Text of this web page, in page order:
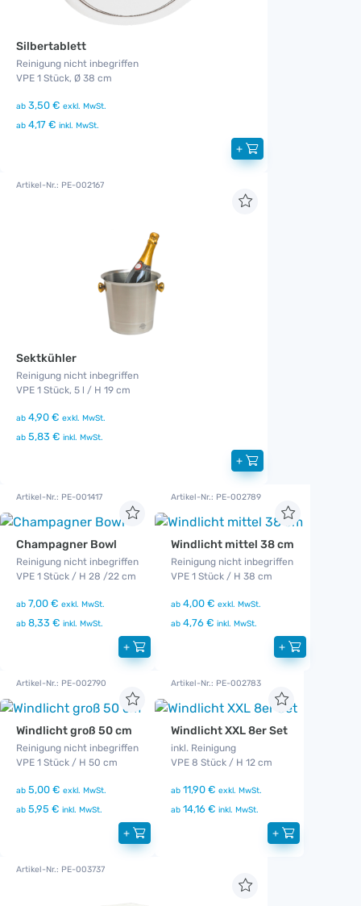
Silbertablett
Reinigung nicht inbegriffen
VPE 1 Stück, Ø 38 cm
ab 3,50 € exkl. MwSt.
ab 4,17 € inkl. MwSt.
+
Artikel-Nr.: PE-002167
Sektkühler
Reinigung nicht inbegriffen
VPE 1 Stück, 5 l / H 19 cm
ab 4,90 € exkl. MwSt.
ab 5,83 € inkl. MwSt.
+
Artikel-Nr.: PE-001417
Champagner Bowl
Reinigung nicht inbegriffen
VPE 1 Stück / H 28 /22 cm
ab 7,00 € exkl. MwSt.
ab 8,33 € inkl. MwSt.
+
Artikel-Nr.: PE-002789
Windlicht mittel 38 cm
Reinigung nicht inbegriffen
VPE 1 Stück / H 38 cm
ab 4,00 € exkl. MwSt.
ab 4,76 € inkl. MwSt.
+
Artikel-Nr.: PE-002790
Windlicht groß 50 cm
Reinigung nicht inbegriffen
VPE 1 Stück / H 50 cm
ab 5,00 € exkl. MwSt.
ab 5,95 € inkl. MwSt.
+
Artikel-Nr.: PE-002783
Windlicht XXL 8er Set
inkl. Reinigung
VPE 8 Stück / H 12 cm
ab 11,90 € exkl. MwSt.
ab 14,16 € inkl. MwSt.
+
Artikel-Nr.: PE-003737